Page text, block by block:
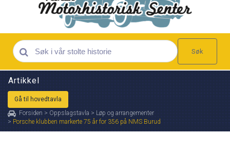
Søk
Artikkel
Gå til hovedtavla
Forsiden > Oppslagstavla > Løp og arrangementer
> Porsche klubben markerte 75 år for 356 på NMS Burud